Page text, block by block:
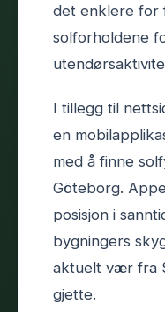
det enklere for
solforholdene
I tillegg til
en
med å finne
Göteborg.
posisjon i
bygningers
aktuelt vær fra
gjette.